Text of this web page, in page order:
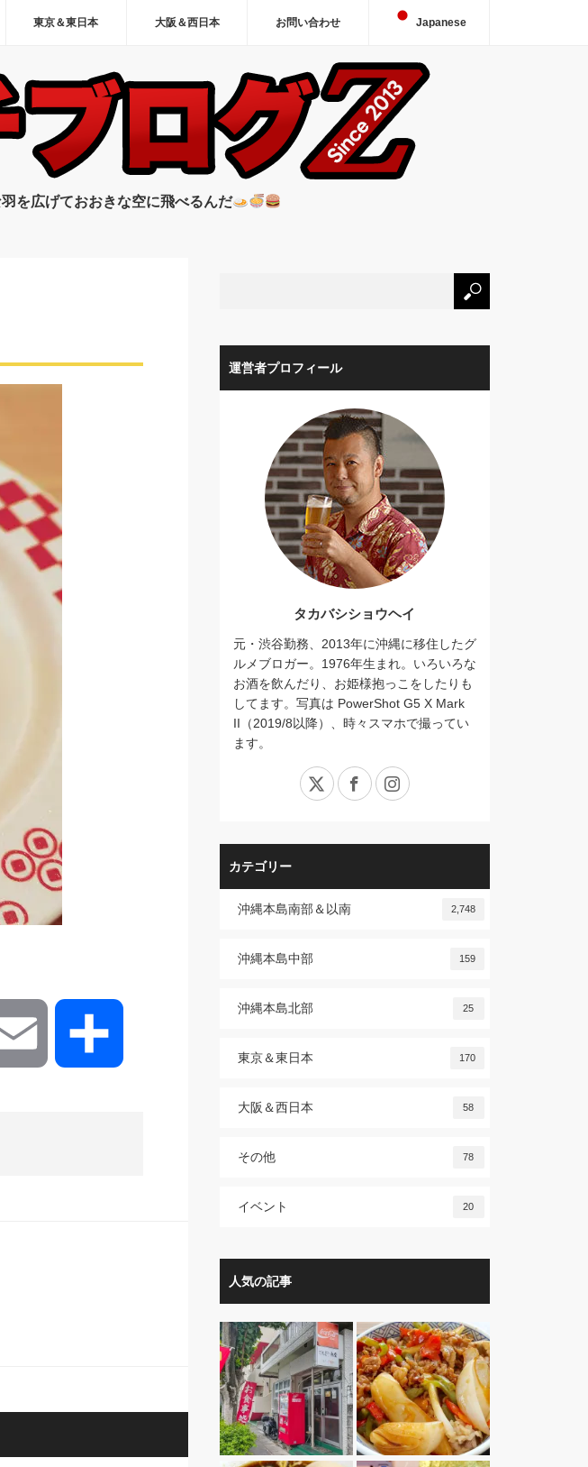
東京＆東日本 大阪＆西日本 お問い合わせ Japanese
を広げておおきな空に飛べるんだ
Email
運営者プロフィール
タカバシショウヘイ
元・渋谷勤務、2013年に沖縄に移住したグ
ルメブロガー。1976年生まれ。いろいろな
お酒を飲んだり、お姫様抱っこをしたりも
してます。写真は PowerShot G5 X Mark
II（2019/8以降）、時々スマホで撮ってい
ます。
X FacebookInstagram
カテゴリー
沖縄本島南部＆以南 2,748
沖縄本島中部 159
沖縄本島北部 25
東京＆東日本 170
大阪＆西日本 58
その他 78
イベント 20
人気の記事